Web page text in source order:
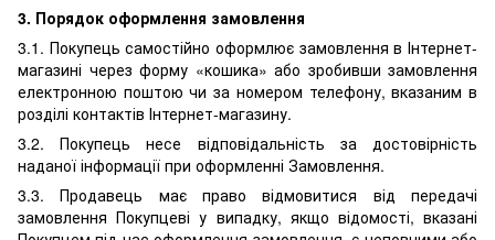
3. Порядок оформлення замовлення
3.1. Покупець самостійно оформлює замовлення в Інтернет-
магазині через форму «кошика» або зробивши замовлення
електронною поштою чи за номером телефону, вказаним в
розділі контактів Інтернет-магазину.
3.2. Покупець несе відповідальність за достовірність
наданої інформації при оформленні Замовлення.
3.3. Продавець має право відмовитися від передачі
замовлення Покупцеві у випадку, якщо відомості, вказані